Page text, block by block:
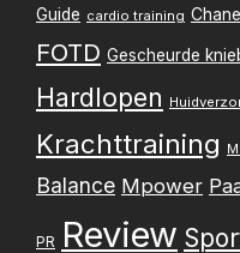
Guide cardio training Chanel
FOTD Gescheurde
Hardlopen
Krachttraining
Balance Mpower
PR Review